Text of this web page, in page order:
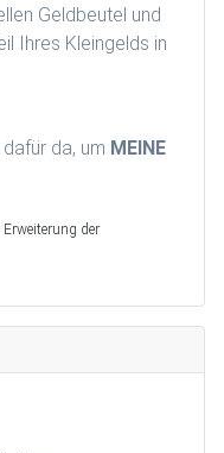
Geldbeutel und
Ihres Kleingelds in
da, um MEINE
Erweiterung der